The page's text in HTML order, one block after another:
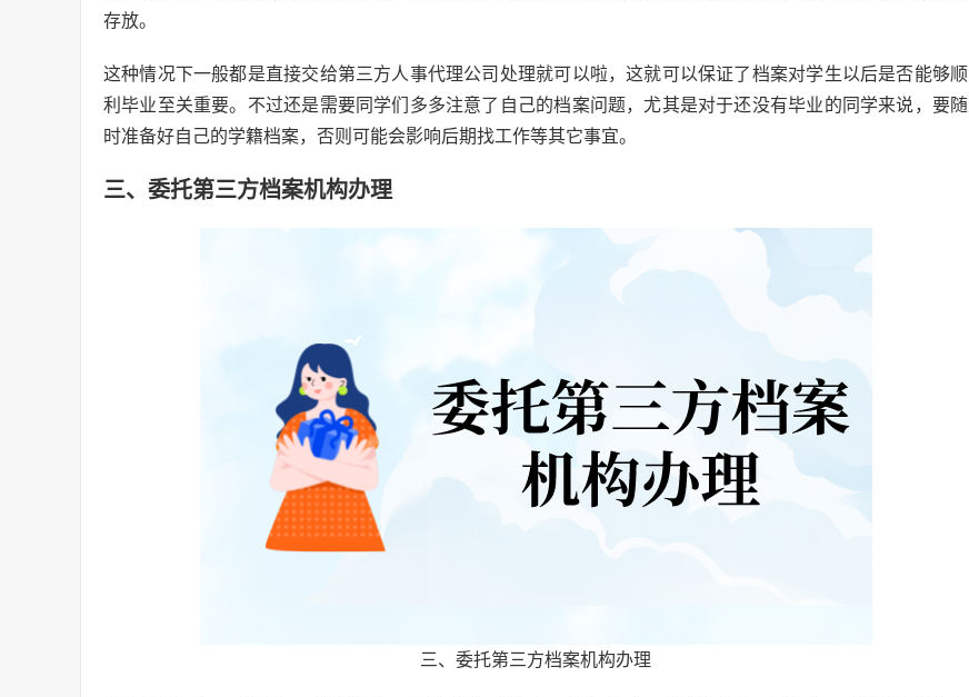
存放。
这种情况下一般都是直接交给第三方人事代理公司处理就可以啦，这就可以保证了档案对学生以后是否能够顺
利毕业至关重要。不过还是需要同学们多多注意了自己的档案问题，尤其是对于还没有毕业的同学来说，要随
时准备好自己的学籍档案，否则可能会影响后期找工作等其它事宜。
三、委托第三方档案机构办理
三、委托第三方档案机构办理